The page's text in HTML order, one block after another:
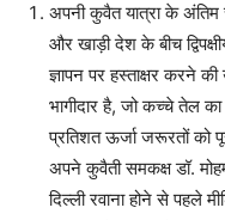
अपनी कुवैत यात्रा के अंतिम
और खाड़ी देश के बीच
ज्ञापन पर हस्ताक्षर करने
भागीदार है, जो कच्चे तेल
प्रतिशत ऊर्जा जरूरतों को
अपने कुवैती समकक्ष डॉ.
दिल्ली रवाना होने से पहले